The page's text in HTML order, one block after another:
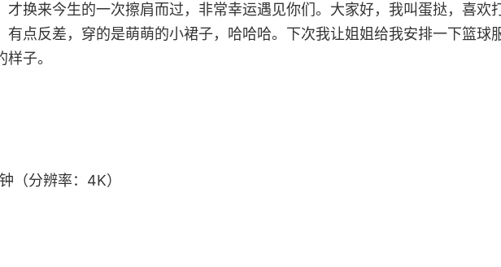
才换来今生的一次擦肩而过，非常幸运遇见你们。大家好，我叫蛋挞，喜欢
有点反差，穿的是萌萌的小裙子，哈哈哈。下次我让姐姐给我安排一下篮球
子。
（分辨率：4K）